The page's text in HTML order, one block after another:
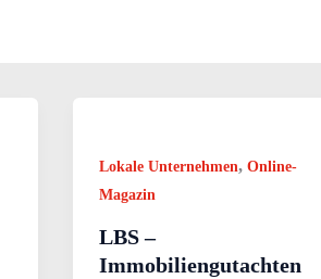
Lokale Unternehmen,Online-
Magazin
LBS –
Immobiliengutachten